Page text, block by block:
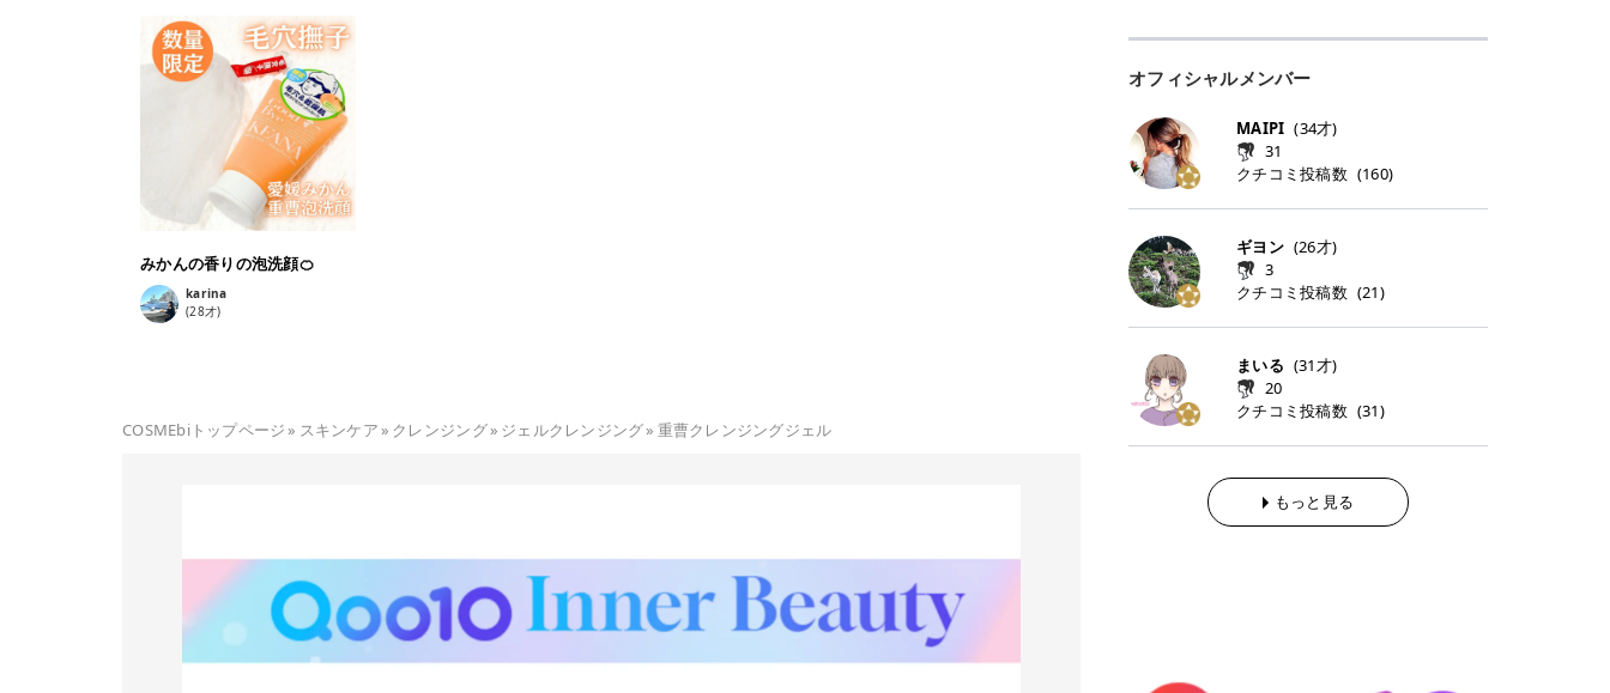
みかんの香りの泡洗顔🍊
karina
(28才)
COSMEbiトップページ» スキンケア» クレンジング» ジェルクレンジング» 重曹クレンジングジェル
キンケアを行います。 乾燥が気にな
パックとして使用するのもおすすめ
こからは、保湿ケアや肌荒れケア、
毛穴ケアなど目的別におすすめのト
ナーパッドをご紹介します。 毎日使
ャルケアにぴったりなトナーパッド
まで厳選しました。 1. MEDICUBE
PDRNピンクコラーゲンゲルトナー
パッド 「うるおいとハリ感をサポー
トし、なめらかな肌へ導く高密着ゲ
ルパッド」 PDRNやコラーゲン成分
る肌をしっとり整えるゲルタイプの
トナーパッド。密着力が高く、スキ
ンケアの土台ケアとして取り入れや
見るQoo10での購入はこちら 2. BIO
DANCE コラーゲンゲルトナーパッ
ド 「うるおいを与えながら肌をやわ
らかく整える保湿ケアパッド」 ゲル
ます。 なお、医療脱毛は保険がきか
ない自由診療なので、クリニックに
います。だからこそ、しっかり比較
して選ぶことが大切なのです。 医療
脱毛の「熱破壊式」と「蓄熱式」と
式」の2種類があり、それぞれ得意
な毛質が違います。 * 熱破壊式 高
出力のレーザーをバチッ！と当て
て、毛根の発毛組織に向けてレーザ
ーを照射します。ワキやVIOのよう
す！その分、輪ゴムで弾かれたよう
な強い痛みを感じやすい傾向があり
ます。 * 蓄熱式 低出力のレーザー
わじわ熱を伝える方式です。急激な
熱さを感じにくく、痛みや肌への負
担を抑えやすいのが嬉しいポイン
リニックのお得な割引・キャンペー
で割引 ・ペア限定プラン｜家族や友
人と一緒にスタートできる ・他社か
らの「のりかえ」や「お友だち紹
介」も！ 6. 予約から脱毛施術まで
のステップ ・無料カウンセリングの
ち物 ・医師の問診とプラン提案 ・
施術当日の流れと次回予約の取り方
7. 店舗一覧と美容医療メニュー ・
の店舗一覧 ・脱毛だけじゃない！美
容医療メニュー 8. まとめ ｜エミナ
ルクリニックの魅力とは？選ばれる
3つの特徴 ※1 開業2019年3月20日
～2026年6月30日時点(医療脱毛、
ハイフ、ダーマペン、美容点滴、医
りたいけど、痛いのはイヤだし、通
う時間もない…」医療脱毛にそんな
ハードルを感じていませんか？エミ
ニュートラルな発色で、肌色を選び
落ち着いた印象に仕上がり、オン・
いめメイクにもカジュアルメイクに
もマッチします。 ラズベリーケーキ
｜甘く可愛いモーヴピンク 鮮やかな
青みを感じるラズベリーピンク。 フ
ェミニンな雰囲気を演出できる可愛
てながら、甘さのある印象に。 韓国
メイクやピンクメイクとも相性抜群
です。 フルーツオレ｜ピュア感あふ
くふんわり発色し、粘膜リップのよ
うな仕上がりになります。 柔らかく
可愛らしい印象になり、毎日使いた
くなるナチュラルカラー。 スクール
メイクやオフィスメイクにもおすす
ン｜上品なピンクベージュ 黄みを抑
えたクリーミーなピンクベージュ。
ほんのり青みを感じる絶妙なカラー
も上品で使いやすい色ですね。すも
いるので華やかそうに見えるけど、
> > スキンケア成分が配合されてい
て保湿もしっかりしてくれます。最
近、乾燥していた唇がプルンと見え
アイテム詳細を見るQoo10でのご購
柳屋（ヤナギヤ）「柳屋 あんず
油」 👑「柳屋 あんず油」の特徴 1
00％植物由来の「柳屋 あんず油」
だけでなく、ボディケア・ネイルケ
アなど幅広く保湿ケア。 実際に使用
した方のクチコミ > 5 > 1本あると
> ──────────── > > 100%植
でいてパサついているので > オイル
は必需品です > > 少しとろみがある
イ活初心者でも始めやすいのが魅力
段よく使っているコスメ通販サイト
けでポイントが貯まるのが大きな魅
力です✨ 例えば、、、 ・メガ割の
タイミングで利用することが多いQ
＠cosme ・韓国コスメをチェック
する際によく見るOLIVE YOUNG GL
OBAL など、すでに使い慣れている
サイトが対象になっている場合も多
く、お買い物の内容や流れを変える
必要はありません。 「どうせ買う予
ドを経由するだけで、ポイントも一
緒に受け取れる、そんな手軽さがあ
ります✨ またトラミーリワードに
・1ポイント＝1円でわかりやすい
・選べるe-GIFT・Amazonギフト
券・ドットマネーなどに交換できる
・トラミー会員なら無料で利用でき
オフィシャルメンバー
MAIPI (34才)
31
クチコミ投稿数 (160)
ギヨン (26才)
3
クチコミ投稿数 (21)
まいる (31才)
20
クチコミ投稿数 (31)
もっと見る